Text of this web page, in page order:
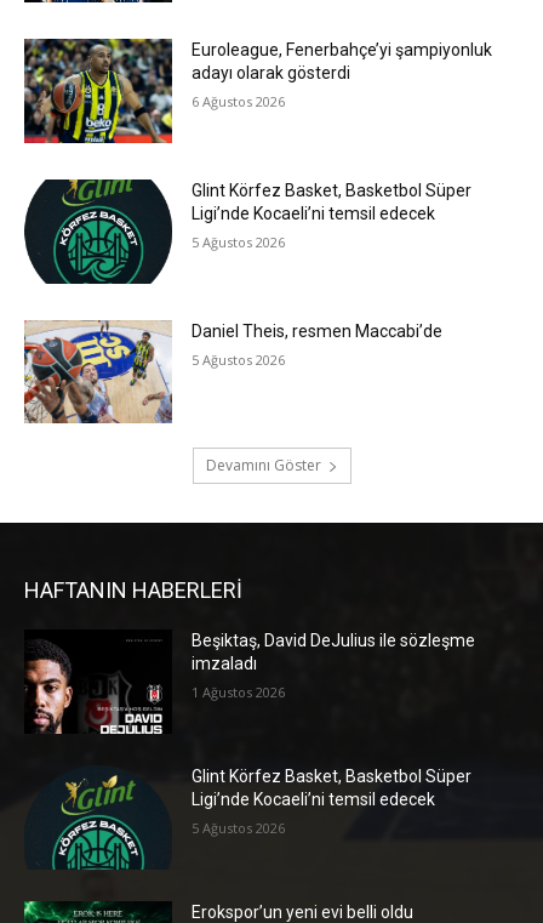
Euroleague, Fenerbahçe’yi şampiyonluk
adayı olarak gösterdi
6 Ağustos 2026
Glint Körfez Basket, Basketbol Süper
Ligi’nde Kocaeli’ni temsil edecek
5 Ağustos 2026
Daniel Theis, resmen Maccabi’de
5 Ağustos 2026
Devamını Göster
HAFTANIN HABERLERİ
Beşiktaş, David DeJulius ile sözleşme
imzaladı
1 Ağustos 2026
Glint Körfez Basket, Basketbol Süper
Ligi’nde Kocaeli’ni temsil edecek
5 Ağustos 2026
Erokspor’un yeni evi belli oldu